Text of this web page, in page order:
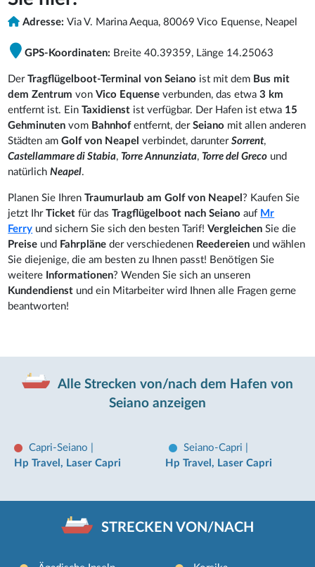
Adresse:Via V. Marina Aequa, 80069 Vico Equense, Neapel
GPS-Koordinaten: Breite 40.39359, Länge 14.25063
DerTragflügelboot-Terminal von Seiano ist mit dem Bus mit
dem ZentrumvonVico Equenseverbunden, das etwa 3 km
entfernt ist. EinTaxidienst ist verfügbar. Der Hafen ist etwa 15
Gehminuten vom Bahnhofentfernt, derSeiano mit allen anderen
Städten amGolf von Neapel verbindet, darunterSorrent,
Castellammare di Stabia,Torre Annunziata,Torre del Greco und
natürlichNeapel.
Planen Sie IhrenTraumurlaub am Golf von Neapel? Kaufen Sie
jetzt IhrTicketfür dasTragflügelboot nach Seiano auf Mr
Ferry und sichern Sie sich den besten Tarif!VergleichenSie die
Preise und Fahrpläneder verschiedenen Reedereien und wählen
Sie diejenige, die am besten zu Ihnen passt! Benötigen Sie
weitere Informationen? Wenden Sie sich an unseren
Kundendienst und ein Mitarbeiter wird Ihnen alle Fragen gerne
beantworten!
Alle Strecken von/nach dem Hafen von
Seiano anzeigen
Capri-Seiano
Hp Travel, Laser Capri
Seiano-Capri
Hp Travel, Laser Capri
STRECKEN VON/NACH